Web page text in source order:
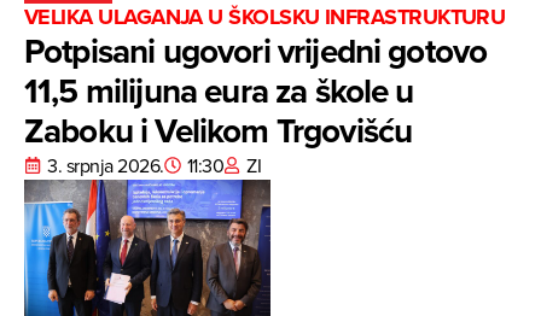
VELIKA ULAGANJA U ŠKOLSKU INFRASTRUKTURU
Potpisani ugovori vrijedni gotovo
11,5 milijuna eura za škole u
Zaboku i Velikom Trgovišću
3. srpnja 2026. 11:30 ZI